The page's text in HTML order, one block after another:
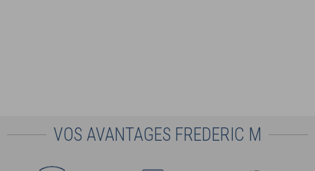
VOS AVANTAGES FREDERIC M